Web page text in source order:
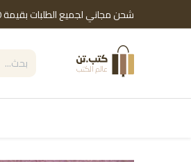
شحن مجاني لجميع الطلبات بقيمة 150 دولارًا